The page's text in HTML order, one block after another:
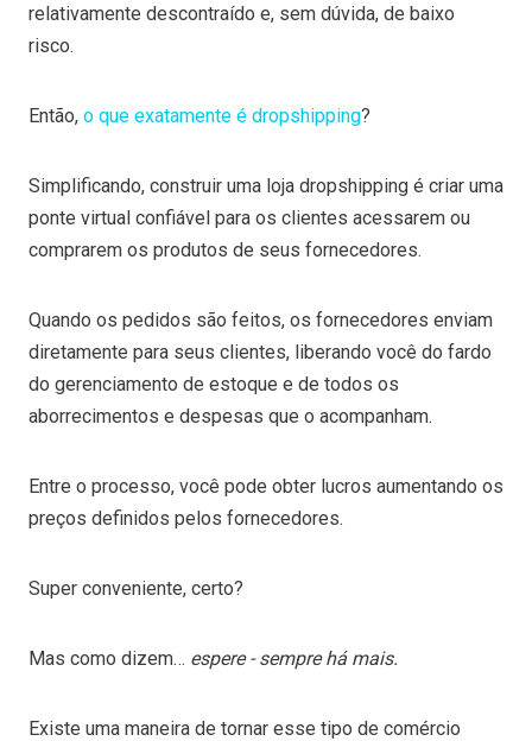
relativamente descontraído e, sem dúvida, de baixo
risco.
Então, o que exatamente é dropshipping?
Simplificando, construir uma loja dropshipping é criar uma
ponte virtual confiável para os clientes acessarem ou
comprarem os produtos de seus fornecedores.
Quando os pedidos são feitos, os fornecedores enviam
diretamente para seus clientes, liberando você do fardo
do gerenciamento de estoque e de todos os
aborrecimentos e despesas que o acompanham.
Entre o processo, você pode obter lucros aumentando os
preços definidos pelos fornecedores.
Super conveniente, certo?
Mas como dizem… espere - sempre há mais.
Existe uma maneira de tornar esse tipo de comércio